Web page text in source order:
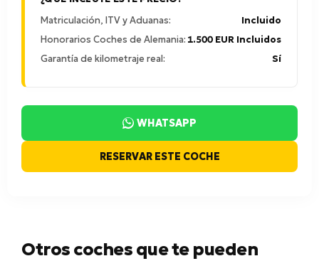
Matriculación, ITV y Aduanas:
Incluido
Honorarios Coches de Alemania: 1.500 EUR Incluidos
Garantía de kilometraje real:
Sí
WHATSAPP
RESERVAR ESTE COCHE
Otros coches que te pueden